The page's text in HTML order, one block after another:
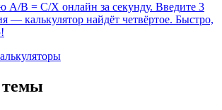
A/B = C/X онлайн за секунду. Введите 3
— калькулятор найдёт четвёртое. Быстро,